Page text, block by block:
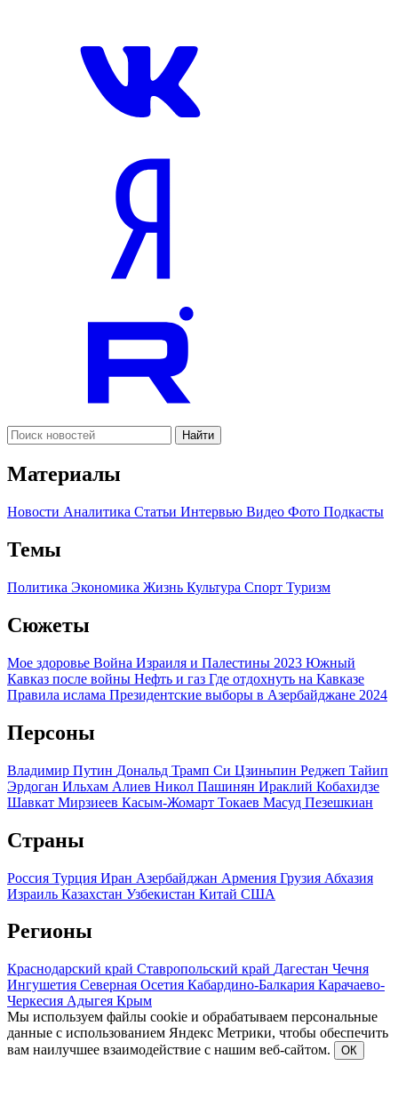
Найти
Материалы
Новости Аналитика Статьи Интервью Видео Фото Подкасты
Темы
Политика Экономика Жизнь Культура Спорт Туризм
Сюжеты
Мое здоровье Война Израиля и Палестины 2023 Южный
Кавказ после войны Нефть и газ Где отдохнуть на Кавказе
Правила ислама Президентские выборы в Азербайджане 2024
Персоны
Владимир Путин Дональд Трамп Си Цзиньпин Реджеп Тайип
Эрдоган Ильхам Алиев Никол Пашинян Ираклий Кобахидзе
Шавкат Мирзиеев Касым-Жомарт Токаев Масуд Пезешкиан
Страны
Россия Турция Иран Азербайджан Армения Грузия Абхазия
Израиль Казахстан Узбекистан Китай США
Регионы
Краснодарский край Ставропольский край Дагестан Чечня
Ингушетия Северная Осетия Кабардино-Балкария Карачаево-
Черкесия Адыгея Крым
Мы используем файлы cookie и обрабатываем персональные
данные с использованием Яндекс Метрики, чтобы обеспечить
вам наилучшее взаимодействие с нашим веб-сайтом.
ОК